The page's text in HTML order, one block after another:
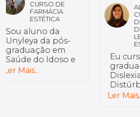
ALUNA DO
CURSO DE
DISLEXIA E
DISTÚRBIOS DE
LEITURA E
ESCRITA
Eu curso a pós-
graduação em
Dislexia e
Ler